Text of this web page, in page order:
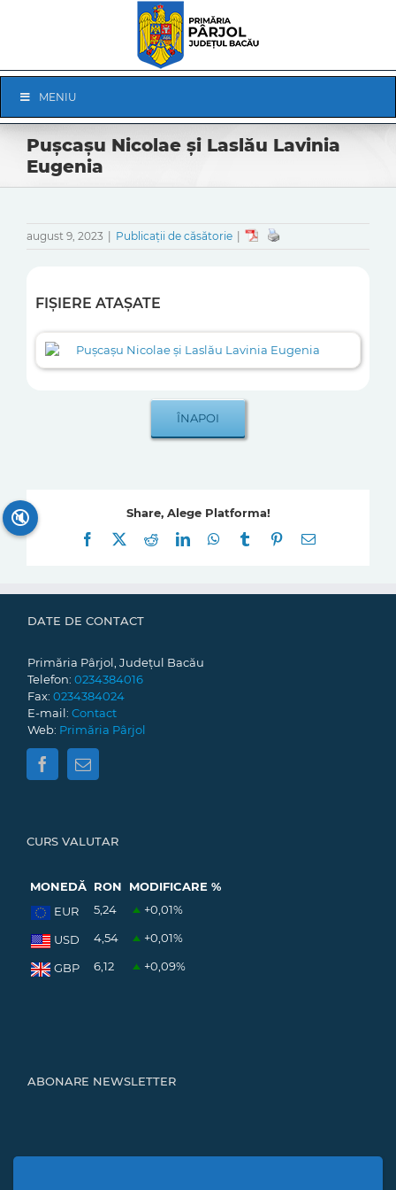
Navigation
MENIU
Pușcașu Nicolae și Laslău Lavinia
Eugenia
august 9, 2023 Publicații de căsătorie
FIȘIERE ATAȘATE
Pușcașu Nicolae și Laslău Lavinia Eugenia
Share, Alege Platforma!
Facebook
RedditLinkedInWhatsApp
Tumblr Pinterest
E-
DATE DE CONTACT
Primăria Pârjol, Județul Bacău
Telefon: 0234384016
Fax: 0234384024
E-mail: Contact
Web: Primăria Pârjol
CURS VALUTAR
MONEDĂ RON
MODIFICARE %
EUR
5,24 +0,01%
USD 4,54 +0,01%
GBP 6,12 +0,09%
ABONARE NEWSLETTER
🔇